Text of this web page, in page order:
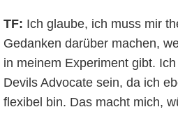
TF: Ich glaube, ich muss mir
Gedanken darüber machen,
in meinem Experiment gibt.
Devils Advocate sein, da ich
flexibel bin. Das macht mich,